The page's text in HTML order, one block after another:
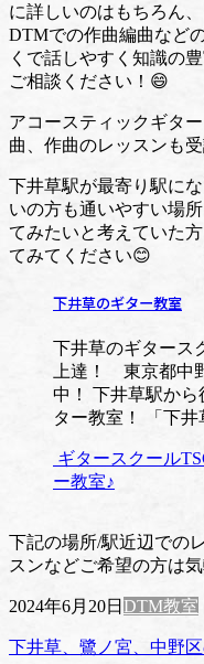
に詳しいのはもちろん
DTMでの作曲編曲など
くで話しやすく知識の
ご相談ください！😄
アコースティックギタ
曲、作曲のレッスンも
下井草駅が最寄り駅に
いの方も通いやすい場
てみたいと考えていた
てみてください😊
下井草のギター教室
下井草のギタース
上達！ 東京都中
中！ 下井草駅か
ター教室！ 「下
ギタースクール
ー教室♪
下記の場所/駅近辺での
スンなどご希望の方は
2024年6月20日 DTM教室
下井草、鷺ノ宮、中野